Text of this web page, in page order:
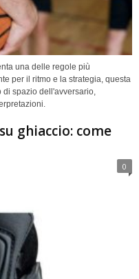
una delle regole più
per il ritmo e la strategia, questa
di spazio dell'avversario,
ghiaccio: come
0